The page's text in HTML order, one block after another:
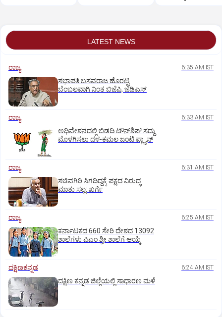
LATEST NEWS
ರಾಜ್ಯ 6:35 AM IST
ಸಭಾಪತಿ ಬಸವರಾಜ ಹೊರಟ್ಟಿ
ಬೆಂಬಲವಾಗಿ ನಿಂತ ಬಿಜೆಪಿ, ಜೆಡಿಎಸ್
ರಾಜ್ಯ 6:33 AM IST
ಅಧಿವೇಶನದಲ್ಲಿ ಬಿಡದಿ ಟೌನ್‌ಶಿಪ್‌ ಸದ್ದು
ಮೊಳಗಿಸಲು ದಳ-ಕಮಲ ಜಂಟಿ ಪ್ಲ್ಯಾನ್‌
ರಾಜ್ಯ 6:31 AM IST
ಸಚಿವಗಿರಿ ಸಿಗದಿದ್ದಕ್ಕೆ ಪಕ್ಷದ ವಿರುದ್ಧ
ಮಾತು ಸಲ್ಲ: ಖರ್ಗೆ
ರಾಜ್ಯ 6:25 AM IST
ಕರ್ನಾಟಕದ 660 ಸೇರಿ ದೇಶದ 13092
ಶಾಲೆಗಳು ಪಿಎಂ ಶ್ರೀ ಶಾಲೆಗೆ ಆಯ್ಕೆ
ದಕ್ಷಿಣಕನ್ನಡ 6:24 AM IST
ದಕ್ಷಿಣ ಕನ್ನಡ ಜಿಲ್ಲೆಯಲ್ಲಿ ಸಾಧಾರಣ ಮಳೆ